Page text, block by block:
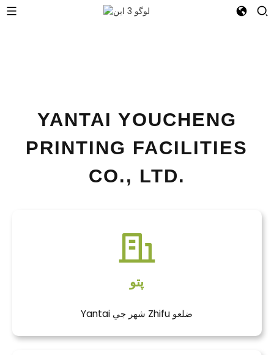
YANTAI YOUCHENG
PRINTING FACILITIES
CO., LTD.
پتو
Yantai شهر جي Zhifu ضلعو